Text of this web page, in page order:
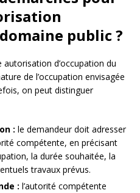
public ?
autorisation d’occupation du
de l’occupation envisagée
on peut distinguer
: le demandeur doit adresser
compétente, en précisant
la durée souhaitée, la
travaux prévus.
: l’autorité compétente